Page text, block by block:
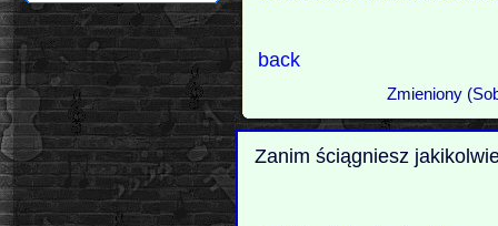
back
Zmieniony
Zanim ściągniesz